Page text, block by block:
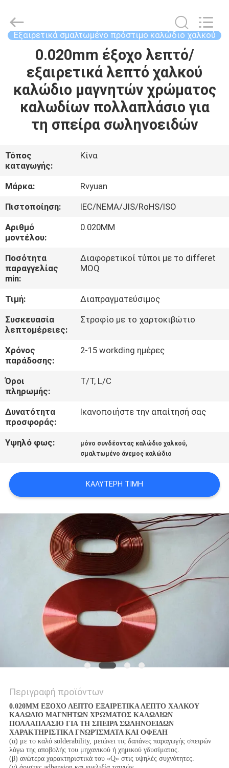
ΠΡΟΪΌΝΤΑ
ΒΊΝΤΕΟ
ΠΕΡΊΠΟΥ
ΕΜΕΊΣ
ΓΎΡΟΣ
ΕΡΓΟΣΤΑΣΊΩΝ
ΠΟΙΟΤΙΚΌΣ
ΈΛΕΓΧΟΣ
ΜΑΣ
ΕΛΆΤΕ
ΣΕ
ΕΠΑΦΉ
ΜΕ
ΕΙΔΉΣΕΙΣ
ΖΗΤΉΣΤΕ
ΑΠΌΣΠΑΣΜΑ
PRIVACY
POLICY
Material
Co,.Ltd.
Rights
Εξαιρετικά σμαλτωμένο πρόστιμο καλώδιο χαλκού
0.020mm έξοχο λεπτό/
εξαιρετικά λεπτό χαλκού
καλώδιο μαγνητών χρώματος
καλωδίων πολλαπλάσιο για
τη σπείρα σωληνοειδών
Τόπος
καταγωγής:
Κίνα
Μάρκα:
Rvyuan
Πιστοποίηση:
IEC/NEMA/JIS/RoHS/ISO
Αριθμό
μοντέλου:
0.020MM
Ποσότητα
παραγγελίας
min:
Διαφορετικοί τύποι με το differet
MOQ
Τιμή:
Διαπραγματεύσιμος
Συσκευασία
λεπτομέρειες:
Στροφίο με το χαρτοκιβώτιο
Χρόνος
παράδοσης:
2-15 workding ημέρες
Όροι
πληρωμής:
T/T, L/C
Δυνατότητα
προσφοράς:
Ικανοποιήστε την απαίτησή σας
Υψηλό φως: μόνο συνδέοντας καλώδιο χαλκού,
σμαλτωμένο άνεμος καλώδιο
ΚΑΛΎΤΕΡΗ ΤΙΜΉ
Περιγραφή προϊόντων
0.020MM ΕΞΟΧΟ ΛΕΠΤΟ ΕΞΑΙΡΕΤΙΚΑ ΛΕΠΤΟ ΧΑΛΚΟΥ
ΚΑΛΩΔΙΟ ΜΑΓΝΗΤΩΝ ΧΡΩΜΑΤΟΣ ΚΑΛΩΔΙΩΝ
ΠΟΛΛΑΠΛΑΣΙΟ ΓΙΑ ΤΗ ΣΠΕΙΡΑ ΣΩΛΗΝΟΕΙΔΩΝ
ΧΑΡΑΚΤΗΡΙΣΤΙΚΑ ΓΝΩΡΊΣΜΑΤΑ ΚΑΙ ΟΦΕΛΗ
(α) με το καλό solderability, μειώνει τις δαπάνες παραγωγής σπειρών
λόγω της αποβολής του μηχανικού ή χημικού γδυσίματος.
(β) ανώτερα χαρακτηριστικά του «Q» στις υψηλές συχνότητες.